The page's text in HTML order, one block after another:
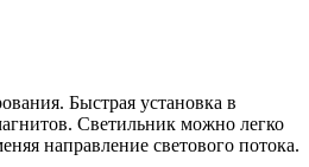
Быстрая установка в
Светильник можно легко
направление светового потока.